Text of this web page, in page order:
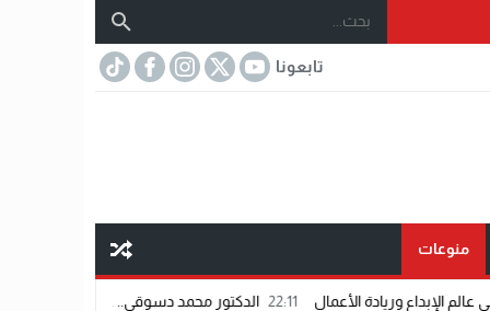
تابعونا
منوعات
22:11 الدكتور محمد دسوقي.. عندما تلتقي الخبرة بالرؤية الطبية